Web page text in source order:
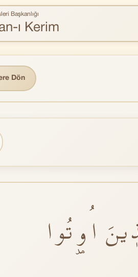
Başkanlığı
ı Kerim
Dön
اُو۫تُوا